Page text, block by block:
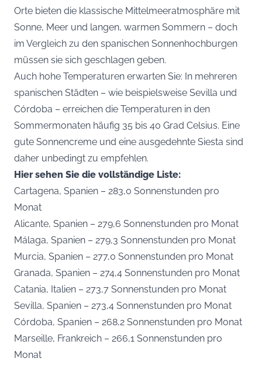
Orte bieten die klassische Mittelmeeratmosphäre mit
Sonne, Meer und langen, warmen Sommern – doch
im Vergleich zu den spanischen Sonnenhochburgen
müssen sie sich geschlagen geben.
Auch hohe Temperaturen erwarten Sie: In mehreren
spanischen Städten – wie beispielsweise Sevilla und
Córdoba – erreichen die Temperaturen in den
Sommermonaten häufig 35 bis 40 Grad Celsius. Eine
gute Sonnencreme und eine ausgedehnte Siesta sind
daher unbedingt zu empfehlen.
Hier sehen Sie die vollständige Liste:
Cartagena, Spanien – 283,0 Sonnenstunden pro
Monat
Alicante, Spanien – 279,6 Sonnenstunden pro Monat
Málaga, Spanien – 279,3 Sonnenstunden pro Monat
Murcia, Spanien – 277,0 Sonnenstunden pro Monat
Granada, Spanien – 274,4 Sonnenstunden pro Monat
Catania, Italien – 273,7 Sonnenstunden pro Monat
Sevilla, Spanien – 273,4 Sonnenstunden pro Monat
Córdoba, Spanien – 268,2 Sonnenstunden pro Monat
Marseille, Frankreich – 266,1 Sonnenstunden pro
Monat